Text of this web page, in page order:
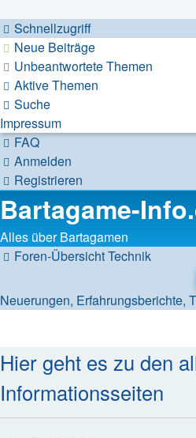
Schnellzugriff
Neue Beiträge
Unbeantwortete Themen
Aktive Themen
Suche
Impressum
FAQ
Anmelden
Registrieren
Bartagame-
Alles über Bartagamen
Foren-ÜbersichtTechnik
Neuerungen, Erfahrungsberichte,
Hier geht es zu den
Informationsseiten